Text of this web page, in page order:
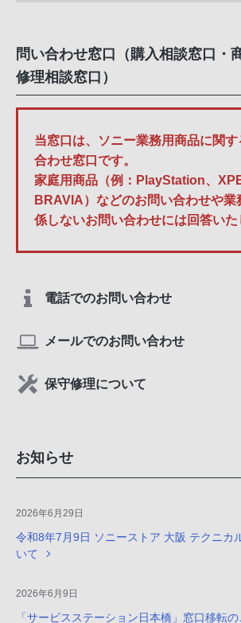
問い合わせ窓口（購入相談窓口・
修理相談窓口）
当窓口は、ソニー業務用商品に関
合わせ窓口です。
家庭用商品（例：PlayStation、
BRAVIA）などのお問い合わせや業
係しないお問い合わせには回答いた
電話でのお問い合わせ
メールでのお問い合わせ
保守修理について
お知らせ
2026年6月29日
令和8年7月9日 ソニーストア 大阪 テクニカ
いて
2026年6月9日
「サービスステーション日本橋」窓口移転